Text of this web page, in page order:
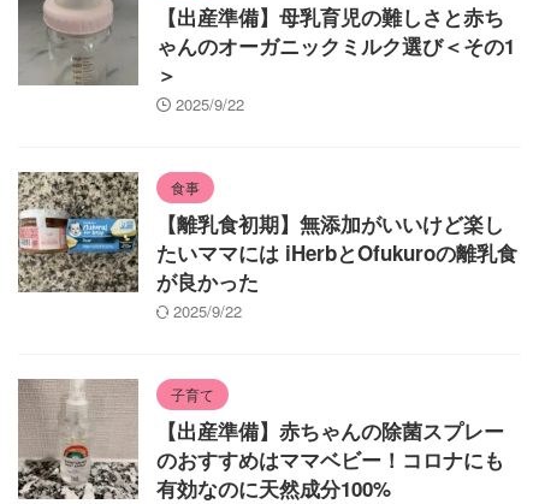
【出産準備】母乳育児の難しさと赤ち
ゃんのオーガニックミルク選び＜その1
＞
2025/9/22
食事
【離乳食初期】無添加がいいけど楽し
たいママには iHerbとOfukuroの離乳食
が良かった
2025/9/22
子育て
【出産準備】赤ちゃんの除菌スプレー
のおすすめはママベビー！コロナにも
有効なのに天然成分100%